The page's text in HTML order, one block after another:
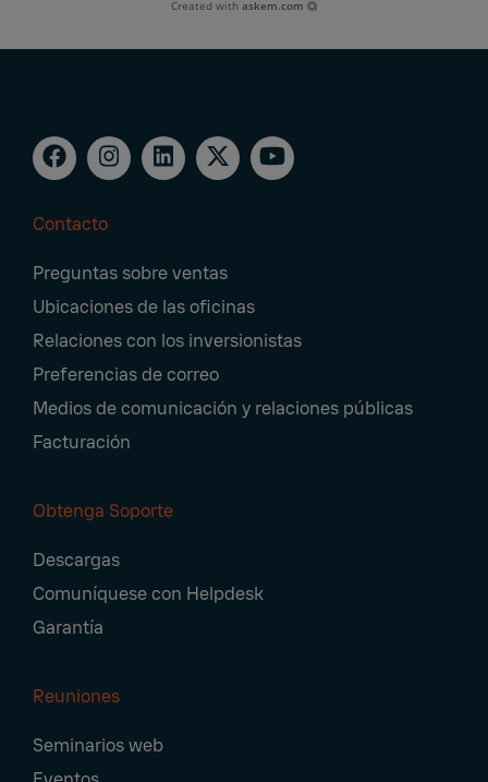
Created withaskem.com
Navigation
Contacto
Preguntas sobre ventas
Ubicaciones de las oficinas
Relaciones con los inversionistas
Preferencias de correo
Medios de comunicación y relaciones públicas
Facturación
Obtenga Soporte
Descargas
Comuníquese con Helpdesk
Garantía
Reuniones
Seminarios web